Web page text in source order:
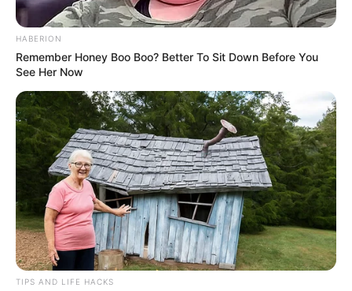
(foto: instagram/gladyslazarus90)
9. Beberapa single yang dirilis bersama Sella adalah
Mas JondanOnline Streaming. Dua-duanya menjadi
hits yang cukup populer
HABERION
Remember Honey Boo Boo? Better To Sit Down Before You
See Her Now
TIPS AND LIFE HACKS